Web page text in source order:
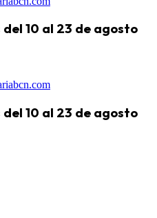
10 al 23 de agosto
10 al 23 de agosto